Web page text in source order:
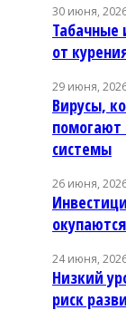
30 июня,
Табачные
от
29 июня,
Вирусы,
помогают
системы
26 июня,
24 июня,
Низкий
риск